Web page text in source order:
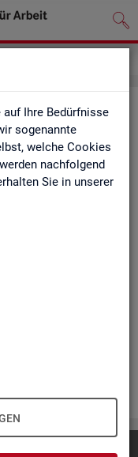
Ihre Bedürfnisse
sogenannte
welche Cookies
nachfolgend
Sie in unserer
Ar­beits­
der BA
wir Sie über
und den BA-